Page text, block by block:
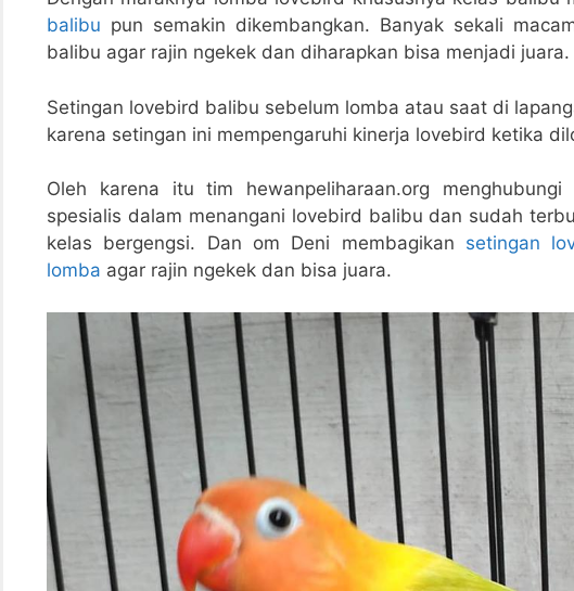
balibu pun semakin dikembangkan. Banyak sekali
balibu agar rajin ngekek dan diharapkan bisa menjadi juara.
Setingan lovebird balibu sebelum lomba atau saat di
karena setingan ini mempengaruhi kinerja lovebird ketika
Oleh karena itu tim hewanpeliharaan.org
spesialis dalam menangani lovebird balibu dan sudah
kelas bergengsi. Dan om Deni membagikan setingan
lomba agar rajin ngekek dan bisa juara.